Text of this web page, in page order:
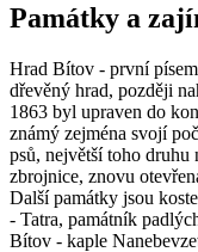
Památky a
Hrad Bítov - první
dřevěný hrad, později
1863 byl upraven do
známý zejména svojí
psů, největší toho druhu
zbrojnice, znovu
Další památky jsou
- Tatra, památník
Bítov - kaple